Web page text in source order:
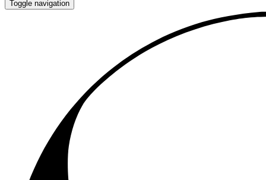
Toggle navigation